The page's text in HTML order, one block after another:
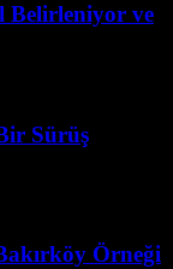
Belirleniyor ve
Sürüş
Örneği